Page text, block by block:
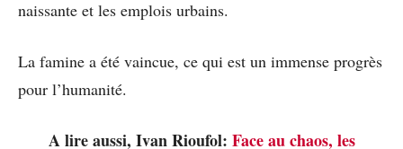
naissante et les emplois urbains.
La famine a été vaincue, ce qui est un immense progrès
pour l’humanité.
A lire aussi, Ivan Rioufol: Face au chaos, les